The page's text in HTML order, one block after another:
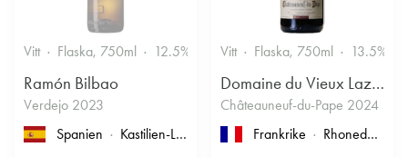
Vitt Flaska, 750ml 12.5%
Ramón Bilbao
Verdejo 2023
Spanien
Kastilien-León
Vitt Flaska, 750ml 13.5%
Domaine du Vieux Lazaret
Châteauneuf-du-Pape 2024
Frankrike
Rhonedalen